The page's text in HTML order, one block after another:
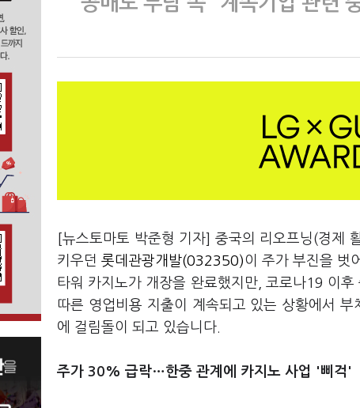
[뉴스토마토 박준형 기자] 중국의 리오프닝(경제
키우던 롯데관광개발(032350)이 주가 부진을 벗
타워 카지노가 개장을 완료했지만, 코로나19 이
따른 영업비용 지출이 계속되고 있는 상황에서
에 걸림돌이 되고 있습니다.
주가 30% 급락…한중 관계에 카지노 사업 '삐걱'